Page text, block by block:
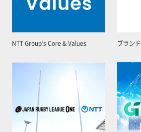
NTT Group’s Core & Values ブランド